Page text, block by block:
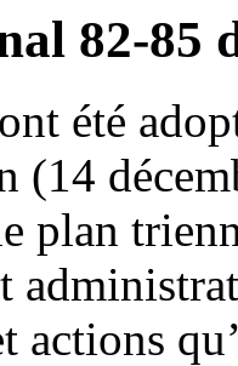
82-85
été
(14
plan
actions